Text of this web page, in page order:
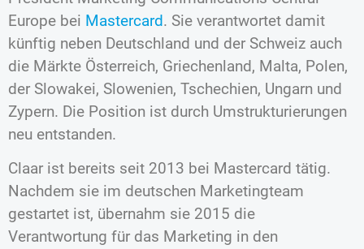
Europe bei Mastercard. Sie verantwortet damit
künftig neben Deutschland und der Schweiz auch
die Märkte Österreich, Griechenland, Malta, Polen,
der Slowakei, Slowenien, Tschechien, Ungarn und
Zypern. Die Position ist durch Umstrukturierungen
neu entstanden.
Claar ist bereits seit 2013 bei Mastercard tätig.
Nachdem sie im deutschen Marketingteam
gestartet ist, übernahm sie 2015 die
Verantwortung für das Marketing in den